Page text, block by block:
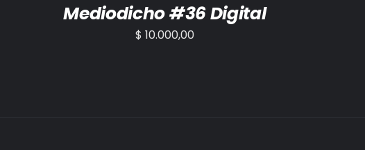
Mediodicho #36 Digital
$ 10.000,00